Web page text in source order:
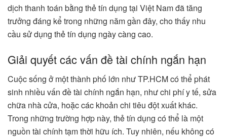
dịch thanh toán bằng thẻ tín dụng tại Việt Nam đã tăng
trưởng đáng kể trong những năm gần đây, cho thấy nhu
cầu sử dụng thẻ tín dụng ngày càng cao.
Giải quyết các vấn đề tài chính ngắn hạn
Cuộc sống ở một thành phố lớn như TP.HCM có thể phát
sinh nhiều vấn đề tài chính ngắn hạn, như chi phí y tế, sửa
chữa nhà cửa, hoặc các khoản chi tiêu đột xuất khác.
Trong những trường hợp này, thẻ tín dụng có thể là một
nguồn tài chính tạm thời hữu ích. Tuy nhiên, nếu không có